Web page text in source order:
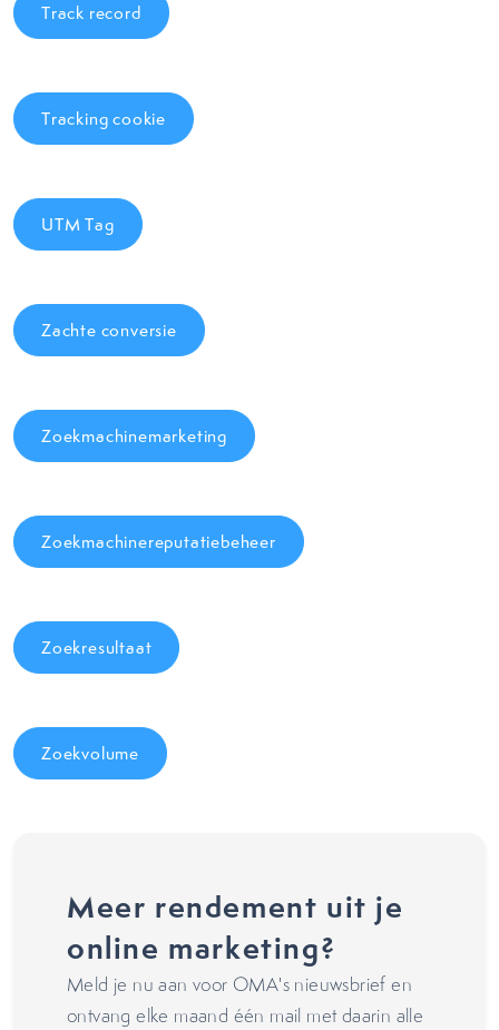
Track record
Tracking cookie
UTM Tag
Zachte conversie
Zoekmachinemarketing
Zoekmachinereputatiebeheer
Zoekresultaat
Zoekvolume
Meer rendement uit je
online marketing?
Meld je nu aan voor OMA's nieuwsbrief en
ontvang elke maand één mail met daarin alle